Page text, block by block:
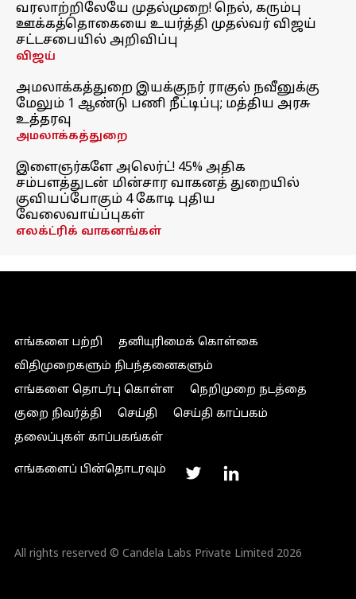
வரலாற்றிலேயே முதல்முறை! நெல், கரும்பு
ஊக்கத்தொகையை உயர்த்தி முதல்வர் விஜய்
சட்டசபையில் அறிவிப்பு
விஜய்
அமலாக்கத்துறை இயக்குநர் ராகுல் நவீனுக்கு
மேலும் 1 ஆண்டு பணி நீட்டிப்பு; மத்திய அரசு
உத்தரவு
அமலாக்கத்துறை
இளைஞர்களே அலெர்ட்! 45% அதிக
சம்பளத்துடன் மின்சார வாகனத் துறையில்
குவியப்போகும் 4 கோடி புதிய
வேலைவாய்ப்புகள்
எலக்ட்ரிக் வாகனங்கள்
எங்களை பற்றி
தனியுரிமைக் கொள்கை
விதிமுறைகளும் நிபந்தனைகளும்
எங்களை தொடர்பு கொள்ள
நெறிமுறை நடத்தை
குறை நிவர்த்தி
செய்தி
செய்தி காப்பகம்
தலைப்புகள் காப்பகங்கள்
எங்களைப் பின்தொடரவும்
All rights reserved © Candela Labs Private Limited 2026